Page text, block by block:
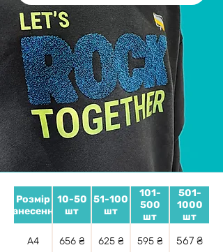
Розмір
нанесення
10-50
шт
51-100
шт
101-
500
шт
501-
1000
шт
А4 656 ₴ 625 ₴ 595 ₴ 567 ₴